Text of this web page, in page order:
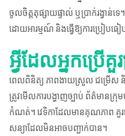
ចូលចិត្តតុផ្សាយផ្ទាល់ ឬប្រាក់រង្វា
ដោយអារម្មណ៍ និងធ្វើឱ្យការប្រៀបធ
អ្វីដែលអ្នកប្រើ
ពេលពិនិត្យ ភាពងាយស្រួល ជម្រើស
ត្រូវមើលការបង្ហាញច្បាប់ ព័ត៌មានក្
កំណត់។ វេទិកាដែលមានគុណភាព គួរ
សន្យាដែលមិនអាចបញ្ជាក់បាន។